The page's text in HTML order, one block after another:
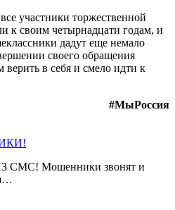
участники торжественной
к своим четырнадцати годам, и
дадут еще немало
своего обращения
верить в себя и смело идти к
#МыРоссия
Мошенники звонят и